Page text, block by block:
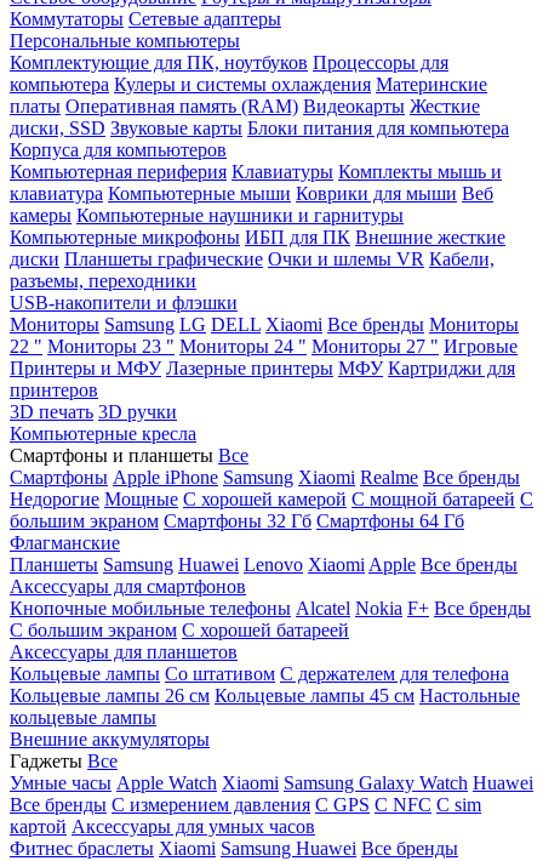
Коммутаторы Сетевые адаптеры
Персональные компьютеры
Комплектующие для ПК, ноутбуков Процессоры для
компьютера Кулеры и системы охлаждения Материнские
платы Оперативная память (RAM) Видеокарты Жесткие
диски, SSD Звуковые карты Блоки питания для компьютера
Корпуса для компьютеров
Компьютерная периферия Клавиатуры Комплекты мышь и
клавиатура Компьютерные мыши Коврики для мыши Веб
камеры Компьютерные наушники и гарнитуры
Компьютерные микрофоны ИБП для ПК Внешние жесткие
диски Планшеты графические Очки и шлемы VR Кабели,
разъемы, переходники
USB-накопители и флэшки
Мониторы Samsung LG DELL Xiaomi Все бренды Мониторы
22 " Мониторы 23 " Мониторы 24 " Мониторы 27 " Игровые
Принтеры и МФУ Лазерные принтеры МФУ Картриджи для
принтеров
3D печать 3D ручки
Компьютерные кресла
Смартфоны и планшеты Все
Смартфоны Apple iPhone Samsung Xiaomi Realme Все бренды
Недорогие Мощные С хорошей камерой С мощной батареей С
большим экраном Смартфоны 32 Гб Смартфоны 64 Гб
Флагманские
Планшеты Samsung Huawei Lenovo Xiaomi Apple Все бренды
Аксессуары для смартфонов
Кнопочные мобильные телефоны Alcatel Nokia F+ Все бренды
С большим экраном С хорошей батареей
Аксессуары для планшетов
Кольцевые лампы Со штативом C держателем для телефона
Кольцевые лампы 26 см Кольцевые лампы 45 см Настольные
кольцевые лампы
Внешние аккумуляторы
Гаджеты Все
Умные часы Apple Watch Xiaomi Samsung Galaxy Watch Huawei
Все бренды C измерением давления C GPS C NFC C sim
картой Аксессуары для умных часов
Фитнес браслеты Xiaomi Samsung Huawei Все бренды